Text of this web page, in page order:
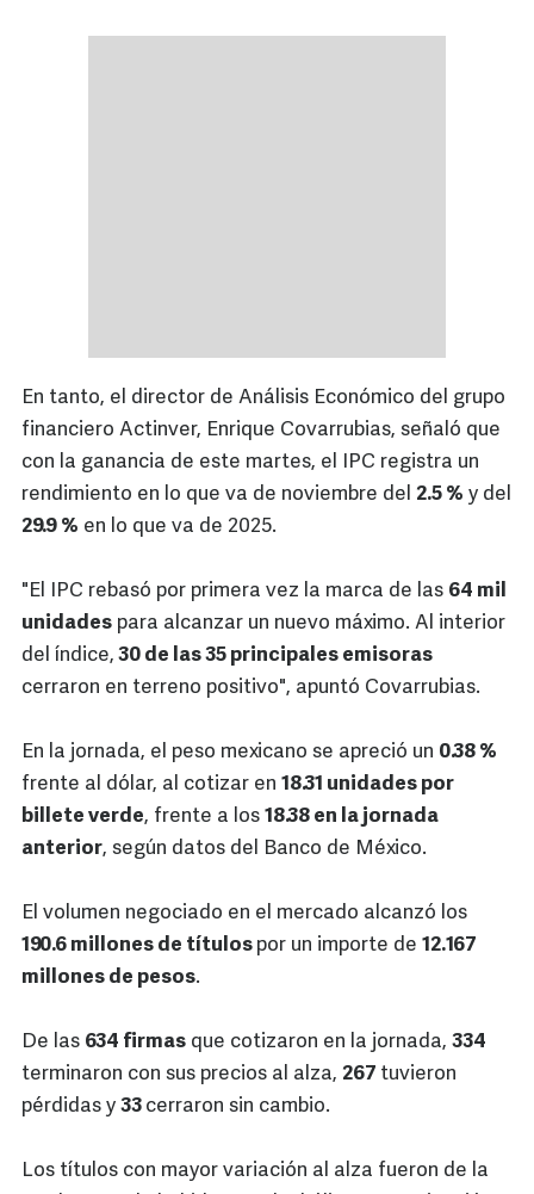
En tanto, el director de Análisis Económico del grupo
financiero Actinver, Enrique Covarrubias, señaló que
con la ganancia de este martes, el IPC registra un
rendimiento en lo que va de noviembre del 2.5 % y del
29.9 % en lo que va de 2025.
"El IPC rebasó por primera vez la marca de las 64 mil
unidades para alcanzar un nuevo máximo. Al interior
del índice, 30 de las 35 principales emisoras
cerraron en terreno positivo", apuntó Covarrubias.
En la jornada, el peso mexicano se apreció un 0.38 %
frente al dólar, al cotizar en 18.31 unidades por
billete verde, frente a los 18.38 en la jornada
anterior, según datos del Banco de México.
El volumen negociado en el mercado alcanzó los
190.6 millones de títulos por un importe de 12.167
millones de pesos.
De las 634 firmas que cotizaron en la jornada, 334
terminaron con sus precios al alza, 267 tuvieron
pérdidas y 33 cerraron sin cambio.
Los títulos con mayor variación al alza fueron de la